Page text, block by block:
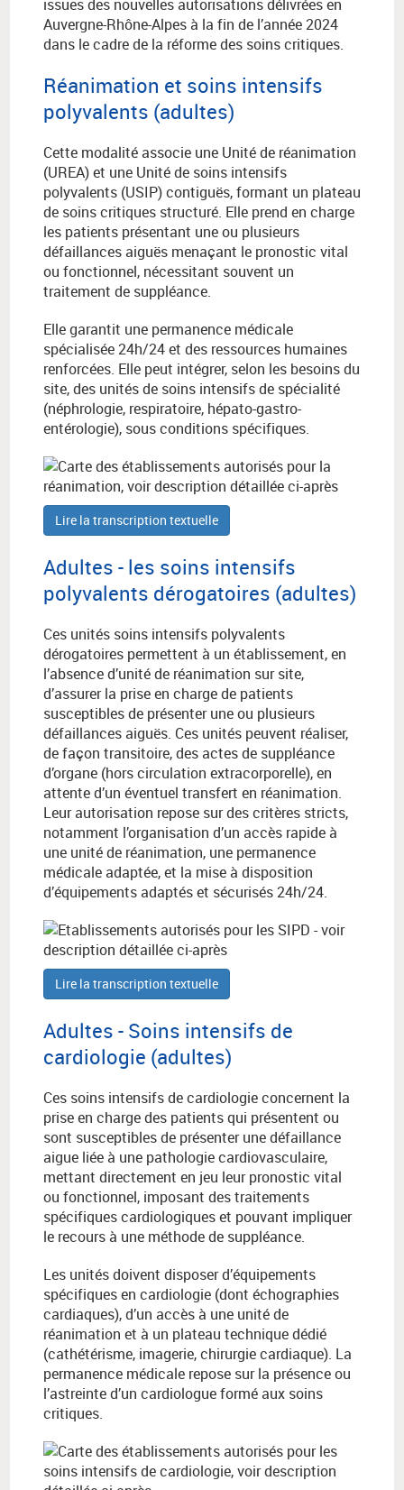
issues des nouvelles autorisations délivrées en
Auvergne-Rhône-Alpes à la fin de l’année 2024
dans le cadre de la réforme des soins critiques.
Réanimation et soins intensifs
polyvalents (adultes)
Cette modalité associe une Unité de réanimation
(UREA) et une Unité de soins intensifs
polyvalents (USIP) contiguës, formant un plateau
de soins critiques structuré. Elle prend en charge
les patients présentant une ou plusieurs
défaillances aiguës menaçant le pronostic vital
ou fonctionnel, nécessitant souvent un
traitement de suppléance.
Elle garantit une permanence médicale
spécialisée 24h/24 et des ressources humaines
renforcées. Elle peut intégrer, selon les besoins du
site, des unités de soins intensifs de spécialité
(néphrologie, respiratoire, hépato-gastro-
entérologie), sous conditions spécifiques.
Lire la transcription textuelle
Adultes - les soins intensifs
polyvalents dérogatoires (adultes)
Ces unités soins intensifs polyvalents
dérogatoires permettent à un établissement, en
l’absence d’unité de réanimation sur site,
d’assurer la prise en charge de patients
susceptibles de présenter une ou plusieurs
défaillances aiguës. Ces unités peuvent réaliser,
de façon transitoire, des actes de suppléance
d’organe (hors circulation extracorporelle), en
attente d’un éventuel transfert en réanimation.
Leur autorisation repose sur des critères stricts,
notamment l’organisation d’un accès rapide à
une unité de réanimation, une permanence
médicale adaptée, et la mise à disposition
d’équipements adaptés et sécurisés 24h/24.
Lire la transcription textuelle
Adultes - Soins intensifs de
cardiologie (adultes)
Ces soins intensifs de cardiologie concernent la
prise en charge des patients qui présentent ou
sont susceptibles de présenter une défaillance
aigue liée à une pathologie cardiovasculaire,
mettant directement en jeu leur pronostic vital
ou fonctionnel, imposant des traitements
spécifiques cardiologiques et pouvant impliquer
le recours à une méthode de suppléance.
Les unités doivent disposer d’équipements
spécifiques en cardiologie (dont échographies
cardiaques), d’un accès à une unité de
réanimation et à un plateau technique dédié
(cathétérisme, imagerie, chirurgie cardiaque). La
permanence médicale repose sur la présence ou
l’astreinte d’un cardiologue formé aux soins
critiques.